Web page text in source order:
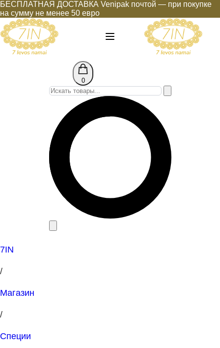
БЕСПЛАТНАЯ ДОСТАВКА Venipak почтой — при покупке
на сумму не менее 50 евро
0
7IN
/
Магазин
/
Специи